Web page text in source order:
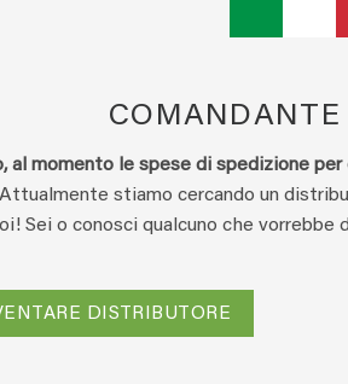
COMANDANTE
al momento le spese di spedizione
stiamo cercando un
Sei o conosci qualcuno che vorrebbe
DISTRIBUTORE
– ricarica da 1 litro. EcoCar
aria e non coprendoli con un